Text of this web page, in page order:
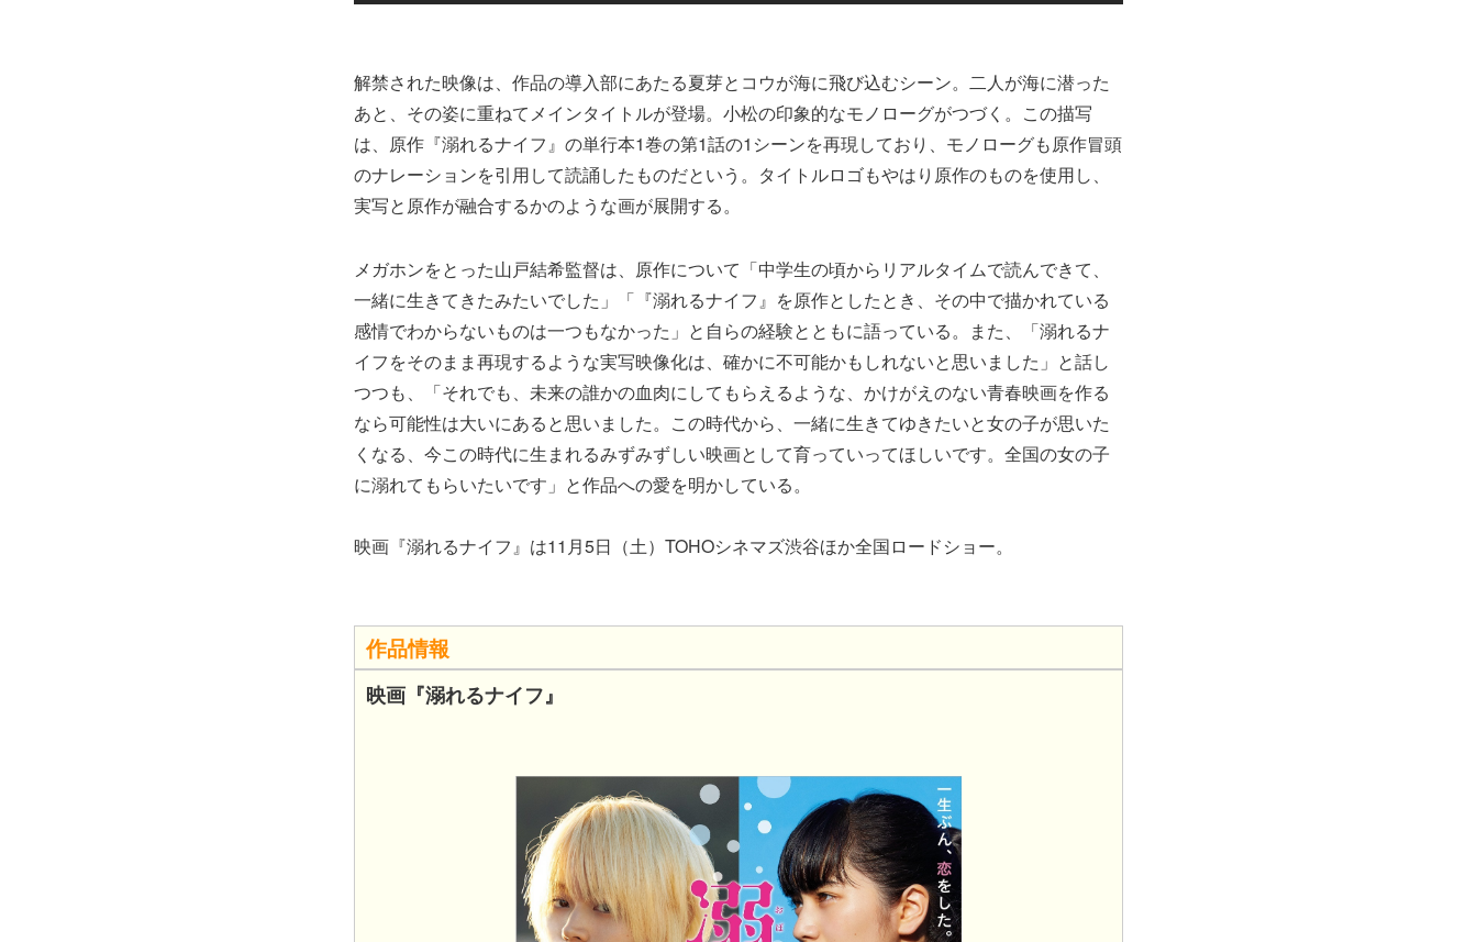
解禁された映像は、作品の導入部にあたる夏芽とコウが海に飛び込むシーン。二人が海に潜った
あと、その姿に重ねてメインタイトルが登場。小松の印象的なモノローグがつづく。この描写
は、原作『溺れるナイフ』の単行本1巻の第1話の1シーンを再現しており、モノローグも原作冒頭
のナレーションを引用して読誦したものだという。タイトルロゴもやはり原作のものを使用し、
実写と原作が融合するかのような画が展開する。
メガホンをとった山戸結希監督は、原作について「中学生の頃からリアルタイムで読んできて、
一緒に生きてきたみたいでした」「『溺れるナイフ』を原作としたとき、その中で描かれている
感情でわからないものは一つもなかった」と自らの経験とともに語っている。また、「溺れるナ
イフをそのまま再現するような実写映像化は、確かに不可能かもしれないと思いました」と話し
つつも、「それでも、未来の誰かの血肉にしてもらえるような、かけがえのない青春映画を作る
なら可能性は大いにあると思いました。この時代から、一緒に生きてゆきたいと女の子が思いた
くなる、今この時代に生まれるみずみずしい映画として育っていってほしいです。全国の女の子
に溺れてもらいたいです」と作品への愛を明かしている。
映画『溺れるナイフ』は11月5日（土）TOHOシネマズ渋谷ほか全国ロードショー。
作品情報
映画『溺れるナイフ』